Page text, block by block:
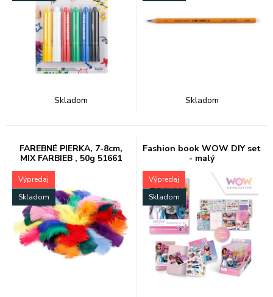
Skladom Skladom
FAREBNÉ PIERKA, 7-8cm,
MIX FARBIEB , 50g 51661
Výpredaj
Skladom
Fashion book WOW DIY set
- malý
Výpredaj
Skladom